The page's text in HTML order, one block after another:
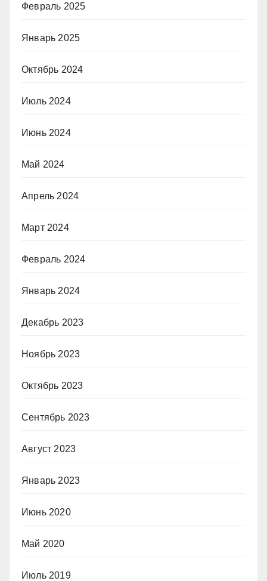
Февраль 2025
Январь 2025
Октябрь 2024
Июль 2024
Июнь 2024
Май 2024
Апрель 2024
Март 2024
Февраль 2024
Январь 2024
Декабрь 2023
Ноябрь 2023
Октябрь 2023
Сентябрь 2023
Август 2023
Январь 2023
Июнь 2020
Май 2020
Июль 2019